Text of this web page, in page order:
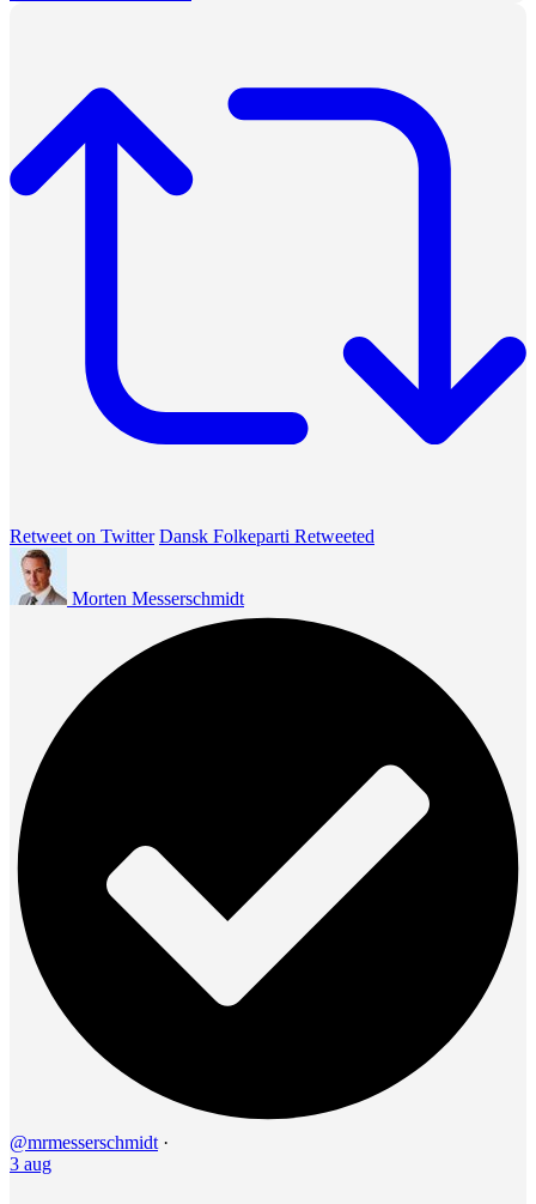
Retweet on Twitter Dansk Folkeparti Retweeted
Morten Messerschmidt
@mrmesserschmidt ·
3 aug